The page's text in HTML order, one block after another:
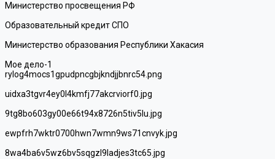
Министерство просвещения РФ
Образовательный кредит СПО
Министерство образования Республики Хакасия
Мое дело-1
rylog4mocs1gpudpncgbjkndjjbnrc54.png
uidxa3tgvr4ey0l4kmfj77akcrviorf0.jpg
9tg8bo603gy00e66t94x8726n5tiv5lu.jpg
ewpfrh7wktr0700hwn7wmn9ws71cnvyk.jpg
8wa4ba6v5wz6bv5sqgzl9ladjes3tc65.jpg